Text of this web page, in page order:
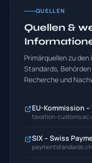
QUELLEN
Quellen &
Primärquellen zu
Standards,
Recherche und
EU-Kommission
taxation-
SIX – Swiss
paymentstandards.ch